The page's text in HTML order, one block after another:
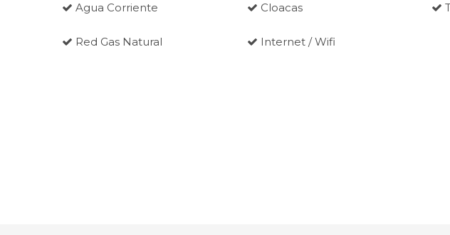
Agua Corriente Cloacas
Red Gas Natural Internet / Wifi